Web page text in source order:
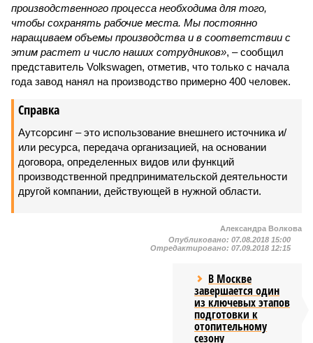
производственного процесса необходима для того,
чтобы сохранять рабочие места. Мы постоянно
наращиваем объемы производства и в соответствии с
этим растет и число наших сотрудников», – сообщил
представитель Volkswagen, отметив, что только с начала
года завод нанял на производство примерно 400 человек.
Справка
Аутсорсинг – это использование внешнего источника и/
или ресурса, передача организацией, на основании
договора, определенных видов или функций
производственной предпринимательской деятельности
другой компании, действующей в нужной области.
Александра Волкова
Опубликовано: 07.08.2018 15:00
Отредактировано: 07.09.2018 12:15
В Москве
завершается один
из ключевых этапов
подготовки к
отопительному
сезону